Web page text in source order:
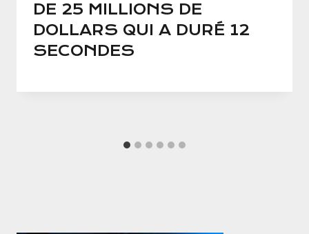
DE 25 MILLIONS DE
DOLLARS QUI A DURÉ 12
SECONDES